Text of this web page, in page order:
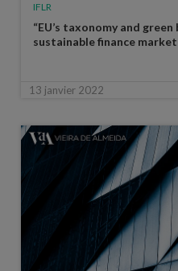
IFLR
“EU’s taxonomy and
sustainable finance
13 janvier 2022